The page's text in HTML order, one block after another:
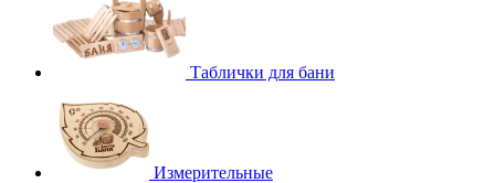
Таблички для бани
Измерительные